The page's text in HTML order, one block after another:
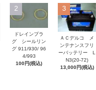
2
ドレインプラ
グ シールリン
グ 911/930/ 96
4/993
100円(税込)
3
ＡＣデルコ メ
ンテナンスフリ
ーバッテリー L
N3(20-72)
13,000円(税込)